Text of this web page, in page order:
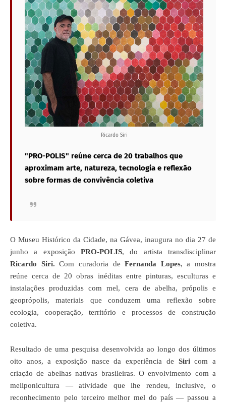
Ricardo Siri
"PRO-POLIS" reúne cerca de 20 trabalhos que
aproximam arte, natureza, tecnologia e reflexão
sobre formas de convivência coletiva
O Museu Histórico da Cidade, na Gávea, inaugura no dia 27 de
junho a exposição PRO-POLIS, do artista transdisciplinar
Ricardo Siri. Com curadoria deFernanda Lopes, a mostra
reúne cerca de 20 obras inéditas entre pinturas, esculturas e
instalações produzidas com mel, cera de abelha, própolis e
geoprópolis, materiais que conduzem uma reflexão sobre
ecologia, cooperação, território e processos de construção
coletiva.
Resultado de uma pesquisa desenvolvida ao longo dos últimos
oito anos, a exposição nasce da experiência de Siricom a
criação de abelhas nativas brasileiras. O envolvimento com a
meliponicultura — atividade que lhe rendeu, inclusive, o
reconhecimento pelo terceiro melhor mel do país — passou a